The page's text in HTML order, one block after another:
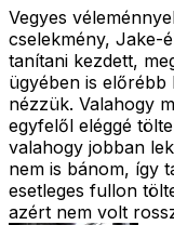
Vegyes
cselekmény, Jake-
tanítani kezdett,
ügyében is előrébb
nézzük. Valahogy
egyfelől eléggé
valahogy jobban
nem is bánom, így
esetleges fullon
azért nem volt